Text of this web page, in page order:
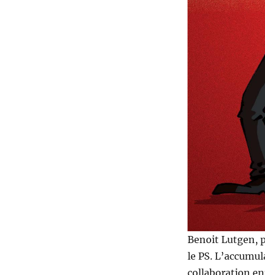
Benoit Lutgen,
le PS.